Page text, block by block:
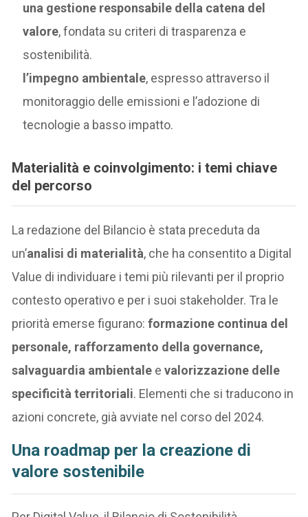
una gestione responsabile della catena del
valore, fondata su criteri di trasparenza e
sostenibilità.
l’impegno ambientale, espresso attraverso il
monitoraggio delle emissioni e l’adozione di
tecnologie a basso impatto.
Materialità e coinvolgimento: i temi chiave
del percorso
La redazione del Bilancio è stata preceduta da
un’analisi di materialità, che ha consentito a Digital
Value di individuare i temi più rilevanti per il proprio
contesto operativo e per i suoi stakeholder. Tra le
priorità emerse figurano:formazione continua del
personale, rafforzamento della governance,
salvaguardia ambientale evalorizzazione delle
specificità territoriali. Elementi che si traducono in
azioni concrete, già avviate nel corso del 2024.
Una roadmap per la creazione di
valore sostenibile